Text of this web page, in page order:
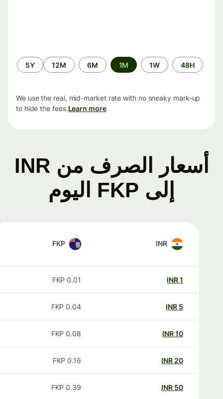
الفترة
الزمنية
48H
1W
1M
6M
12M
5Y
We use the real, mid-market rate with no sneaky mark-up
to hide the fees.Learn more
أسعار الصرف من INR
إلى FKP اليوم
INR
FKP
INR
0.01
FKP
INR
0.04
FKP
INR
0.08
FKP
20
INR
0.16
FKP
50
INR
0.39
FKP